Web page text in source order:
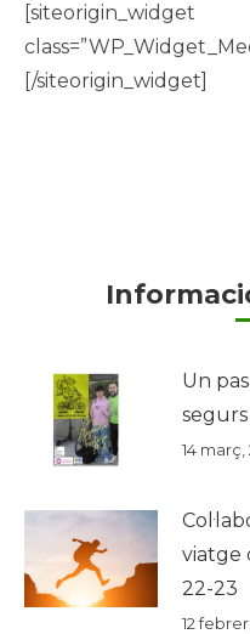
[siteorigin_widget
[/siteorigin_widget]
Un
14 març,
viatge
22-23
12